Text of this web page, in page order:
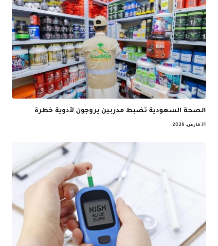
الصحة السعودية تضبط مدربين يروجون لأدوية خطرة
31 مارس، 2026